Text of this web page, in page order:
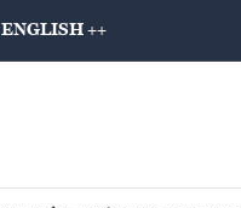
ENGLISH ++